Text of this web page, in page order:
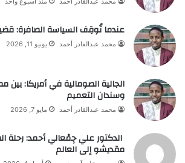
عندما تُوقِف السياسة الصافرة:
محمد عبدالقادر أحمد يونيو 11, 2026
الجالية الصومالية في أمريكا: بين
وسندان التعميم
محمد عبدالقادر أحمد مايو 7, 2026
الدكتور علي جِمْعالي أحمد: رحلة
مقديشو إلى العالم